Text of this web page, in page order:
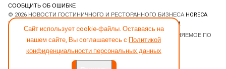
Сайт использует cookie-файлы. Оставаясь на
нашем сайте, Вы соглашаетесь с Политикой
конфиденциальности персональных данных
СООБЩИТЬ ОБ ОШИБКЕ
© 2026 НОВОСТИ ГОСТИНИЧНОГО И РЕСТОРАННОГО БИЗНЕСА HORECA
ESTATE
JOOMLART.COM.
- ПРОГРАММНОЕ ОБЕСПЕЧЕНИЕ, РАСПРОСТРАНЯЕМОЕ ПО
ЛИЦЕНЗИИGNU GENERAL PUBLIC LICENSE